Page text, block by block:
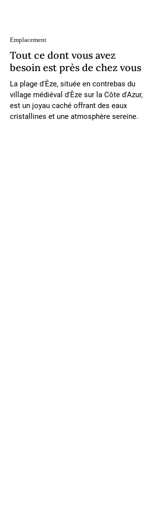
Emplacement
Tout ce dont vous avez
besoin est près de chez vous
La plage d'Èze, située en contrebas du
village médiéval d'Èze sur la Côte d'Azur,
est un joyau caché offrant des eaux
cristallines et une atmosphère sereine.